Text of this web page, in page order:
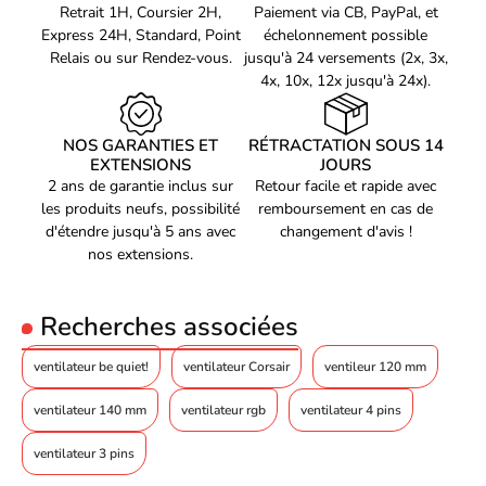
refroidissement haut de gamme.
Refroidissement efficace et silencieux
Grâce à ses pales aérodynamiques et son moteur de haute
qualité, le be quiet! LIGHT WINGS LX - 120mm PWM assure un
refroidissement efficace tout en restant extrêmement silencieux.
Vous pourrez travailler ou jouer avec votre ordinateur sans être
dérangé par le bruit du ventilateur.
Installation facile et rapide
installation rapide et facile. Vous pourrez également ajuster la
vitesse de rotation et le niveau sonore du ventilateur selon vos
besoins grâce à son mode PWM.
Avantages :
Hautes performances pour un refroidissement efficace de votre
ordinateur
RPM :1600 tr/min
Vitesse de rotation à
100% PWM / 12V
1600 tr/min
Niveau sonore à 100%
25.5 dB(A)
Débit d'air à 100 %
PWM / 12 V (CFM /
m3/h)
Pression de l'air à 100
% PWM / 12 V (mm
H2O)
1,34
Code EAN
4260052191583
Référence produit
BL120
Voir produits be quiet!
Retrait 1H, Coursier 2H,
Express 24H, Standard, Point
Relais ou sur Rendez-vous.
Paiement via CB, PayPal, et
échelonnement possible
jusqu'à 24 versements (2x, 3x,
4x, 10x, 12x jusqu'à 24x).
NOS GARANTIES ET
EXTENSIONS
2 ans de garantie inclus sur
les produits neufs, possibilité
d'étendre jusqu'à 5 ans avec
nos extensions.
RÉTRACTATION SOUS 14
JOURS
Retour facile et rapide avec
remboursement en cas de
changement d'avis !
Recherches associées
ventilateur be quiet! ventilateur Corsair ventileur 120 mm
ventilateur 140 mm ventilateur rgb ventilateur 4 pins
ventilateur 3 pins